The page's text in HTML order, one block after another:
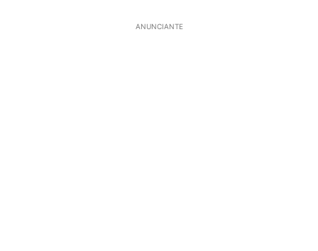
ANUNCIANTE